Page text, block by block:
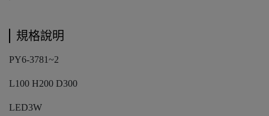
規格說明
PY6-3781~2
L100 H200 D300
LED3W